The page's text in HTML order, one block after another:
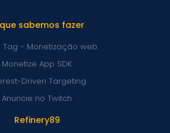
Refinery89
sabemos fazer
Tag - Monetização web
Monetize App SDK
Driven Targeting
Anuncie no Twitch